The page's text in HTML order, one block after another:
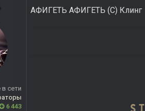
в сети
6 443
АФИГЕТЬ АФИГЕТЬ (С) Клинг